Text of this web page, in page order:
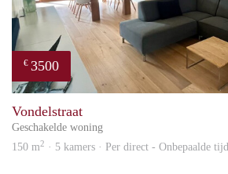
€ 3500
Vondelstraat
Geschakelde woning
150 m2 · 5 kamers · Per direct - Onbepaalde tijd